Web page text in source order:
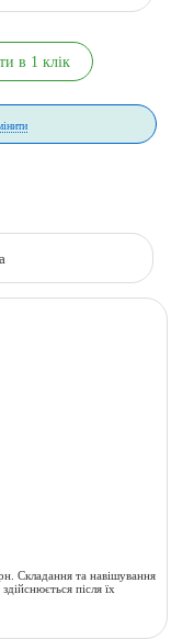
Складання та навішування
після їх